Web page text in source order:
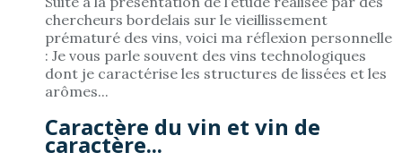
chercheurs bordelais sur le vieillissement
prématuré des vins, voici ma réflexion personnelle
: Je vous parle souvent des vins technologiques
dont je caractérise les structures de lissées et les
arômes...
Caractère du vin et vin de
caractère...